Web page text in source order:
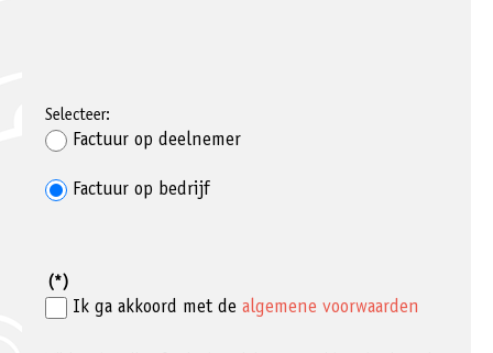
Selecteer:
Factuur op deelnemer
Factuur op bedrijf
(*)
Ik ga akkoord met de algemene voorwaarden